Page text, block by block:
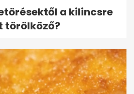
a kilincsre
törölköző?